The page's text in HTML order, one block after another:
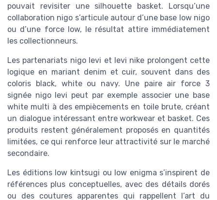
pouvait revisiter une silhouette basket. Lorsqu’une
collaboration nigo s’articule autour d’une base low nigo
ou d’une force low, le résultat attire immédiatement
les collectionneurs.
Les partenariats nigo levi et levi nike prolongent cette
logique en mariant denim et cuir, souvent dans des
coloris black, white ou navy. Une paire air force 3
signée nigo levi peut par exemple associer une base
white multi à des empiècements en toile brute, créant
un dialogue intéressant entre workwear et basket. Ces
produits restent généralement proposés en quantités
limitées, ce qui renforce leur attractivité sur le marché
secondaire.
Les éditions low kintsugi ou low enigma s’inspirent de
références plus conceptuelles, avec des détails dorés
ou des coutures apparentes qui rappellent l’art du